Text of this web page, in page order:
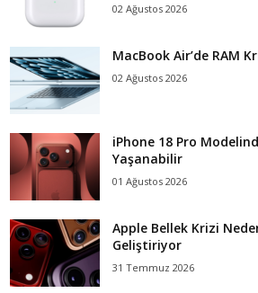
02 Ağustos 2026
MacBook Air’de RAM
02 Ağustos 2026
iPhone 18 Pro
Yaşanabilir
01 Ağustos 2026
Apple Bellek Krizi
Geliştiriyor
31 Temmuz 2026